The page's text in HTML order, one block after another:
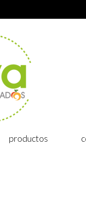
productos